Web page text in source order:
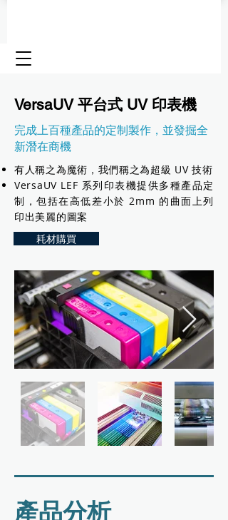
VersaUV 平台式 UV 印表機
完成上百種產品的定制製作，並發掘全
新潛在商機
有人稱之為魔術， 我們稱之為超級 UV 技術
VersaUV LEF 系列印表機提供多種產品定
制，包括在高低差小於 2mm 的曲面上列
印出美麗的圖案
耗材購買
​產品分析